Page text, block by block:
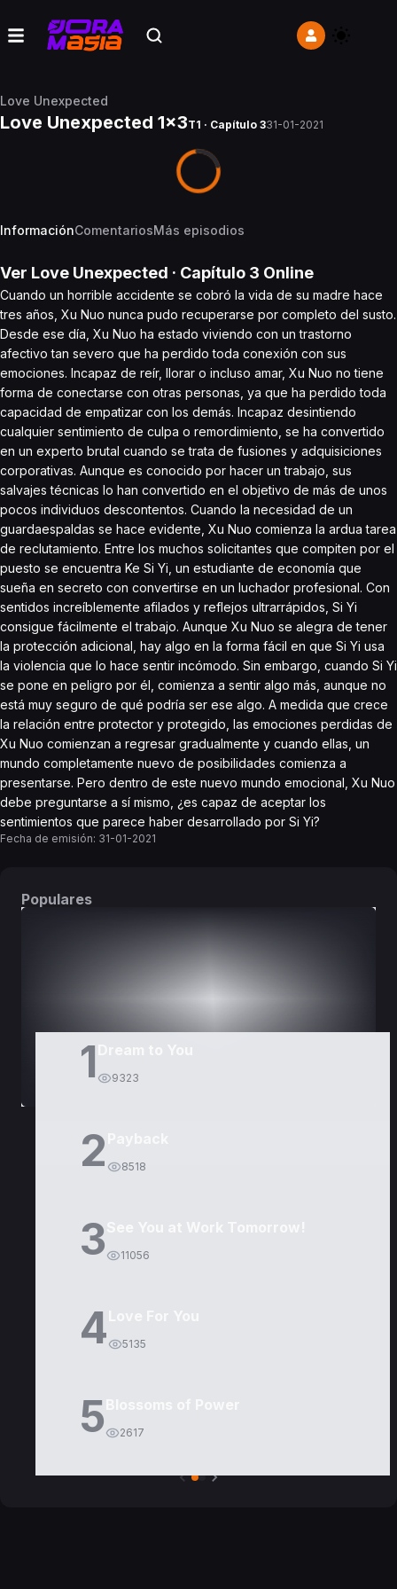
Love Unexpected
Love Unexpected 1x3T1 · Capítulo 331-01-2021
InformaciónComentariosMás episodios
Ver Love Unexpected · Capítulo 3 Online
Cuando un horrible accidente se cobró la vida de su madre hace
tres años, Xu Nuo nunca pudo recuperarse por completo del susto.
Desde ese día, Xu Nuo ha estado viviendo con un trastorno
afectivo tan severo que ha perdido toda conexión con sus
emociones. Incapaz de reír, llorar o incluso amar, Xu Nuo no tiene
forma de conectarse con otras personas, ya que ha perdido toda
capacidad de empatizar con los demás. Incapaz desintiendo
cualquier sentimiento de culpa o remordimiento, se ha convertido
en un experto brutal cuando se trata de fusiones y adquisiciones
corporativas. Aunque es conocido por hacer un trabajo, sus
salvajes técnicas lo han convertido en el objetivo de más de unos
pocos individuos descontentos. Cuando la necesidad de un
guardaespaldas se hace evidente, Xu Nuo comienza la ardua tarea
de reclutamiento. Entre los muchos solicitantes que compiten por el
puesto se encuentra Ke Si Yi, un estudiante de economía que
sueña en secreto con convertirse en un luchador profesional. Con
sentidos increíblemente afilados y reflejos ultrarrápidos, Si Yi
consigue fácilmente el trabajo. Aunque Xu Nuo se alegra de tener
la protección adicional, hay algo en la forma fácil en que Si Yi usa
la violencia que lo hace sentir incómodo. Sin embargo, cuando Si Yi
se pone en peligro por él, comienza a sentir algo más, aunque no
está muy seguro de qué podría ser ese algo. A medida que crece
la relación entre protector y protegido, las emociones perdidas de
Xu Nuo comienzan a regresar gradualmente y cuando ellas, un
mundo completamente nuevo de posibilidades comienza a
presentarse. Pero dentro de este nuevo mundo emocional, Xu Nuo
debe preguntarse a sí mismo, ¿es capaz de aceptar los
sentimientos que parece haber desarrollado por Si Yi?
Fecha de emisión: 31-01-2021
Populares
1 9323
2 8518
3 11056
4 5135
5 2617